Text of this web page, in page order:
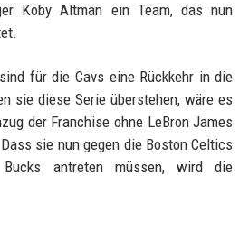
Koby Altman ein Team, das nun
für die Cavs eine Rückkehr in die
sie diese Serie überstehen, wäre es
der Franchise ohne LeBron James
sie nun gegen die Boston Celtics
antreten müssen, wird die